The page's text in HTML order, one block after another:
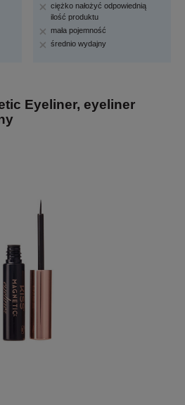
ciężko nałożyć odpowiednią
ilość produktu
mała pojemność
średnio wydajny
Eyeliner, eyeliner